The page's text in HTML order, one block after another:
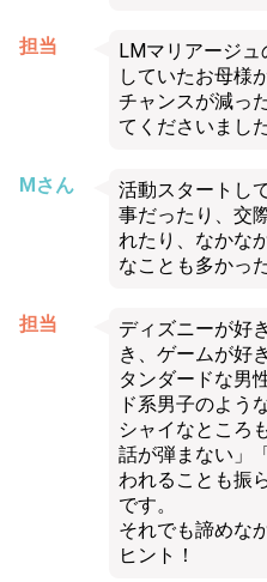
担当
LMマリアージ
していたお母様
チャンスが減っ
てくださいました
Mさん
活動スタートし
事だったり、交
れたり、なかな
なことも多かっ
担当
ディズニーが好
き、ゲームが好
タンダードな男
ド系男子のよう
シャイなところ
話が弾まない」
われることも振
です。
それでも諦めな
ヒント！